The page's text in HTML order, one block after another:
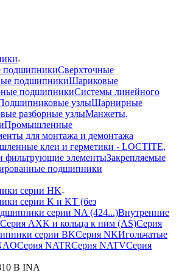
подшипникиСверхточные
подшипникиШариковые
подшипникиСистемы линейного
узлыШарнирные
разборные узлыМанжеты,
Промышленные
для монтажа и демонтажа
клеи и герметики - LOCTITE,
фильтрующие элементыЗакрепляемые
подшипники
серии HK
серии K и KT (без
серии NA (424...)Внутренние
Серия AXK и кольца к ним (AS)Серия
серии BKСерия NKИгольчатые
Серия NATRСерия NATVСерия
B INA